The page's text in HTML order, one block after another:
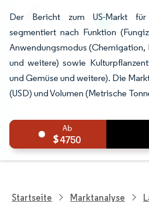
Der Bericht zum US-Markt für
segmentiert nach Funktion
Anwendungsmodus (Chemigation,
und weitere) sowie
und Gemüse und weitere). Die
(USD) und Volumen (Metrische
4750
Startseite Marktanalyse